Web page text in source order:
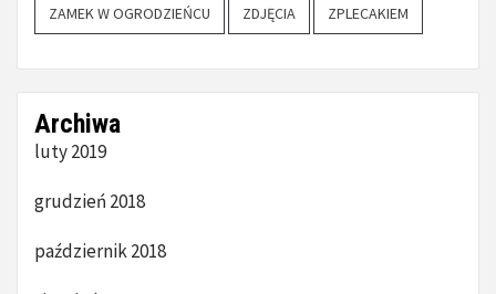
ZAMEK W OGRODZIEŃCU ZDJĘCIA ZPLECAKIEM
Archiwa
luty 2019
grudzień 2018
październik 2018